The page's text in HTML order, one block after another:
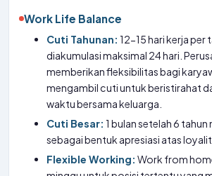
Work Life Balance
Cuti Tahunan: 12-15 hari kerja per
diakumulasi maksimal 24 hari.
memberikan fleksibilitas bagi
mengambil cuti untuk beristirahat
waktu bersama keluarga.
Cuti Besar: 1 bulan setelah 6 tahun
sebagai bentuk apresiasi atas
Flexible Working: Work from